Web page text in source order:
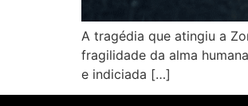
A tragédia que atingiu a
fragilidade da alma
e indiciada […]